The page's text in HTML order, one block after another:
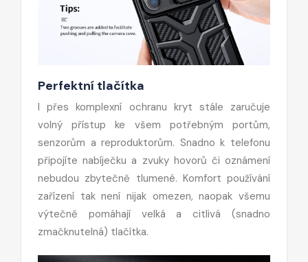
Perfektní tlačítka
I přes komplexní ochranu kryt stále zaručuje
volný přístup ke všem potřebným portům,
senzorům a reproduktorům. Snadno k telefonu
připojíte nabíječku a zvuky hovorů či oznámení
nebudou zbytečně tlumené. Komfort používání
zařízení tak není nijak omezen, naopak všemu
výtečně pomáhají velká a citlivá (snadno
zmačknutelná) tlačítka.